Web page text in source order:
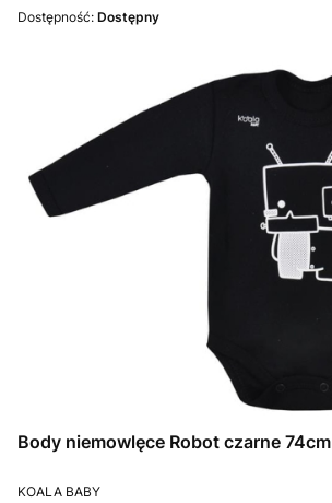
Dostępność: Dostępny
Body niemowlęce Robot czarne 74cm
PRODUCENT
KOALA BABY